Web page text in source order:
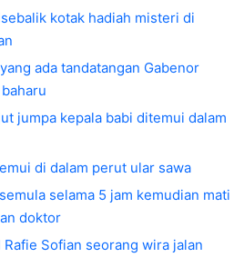
kotak hadiah misteri di
ada tandatangan Gabenor
jumpa kepala babi ditemui dalam
di dalam perut ular sawa
selama 5 jam kemudian mati
doktor
Sofian seorang wira jalan